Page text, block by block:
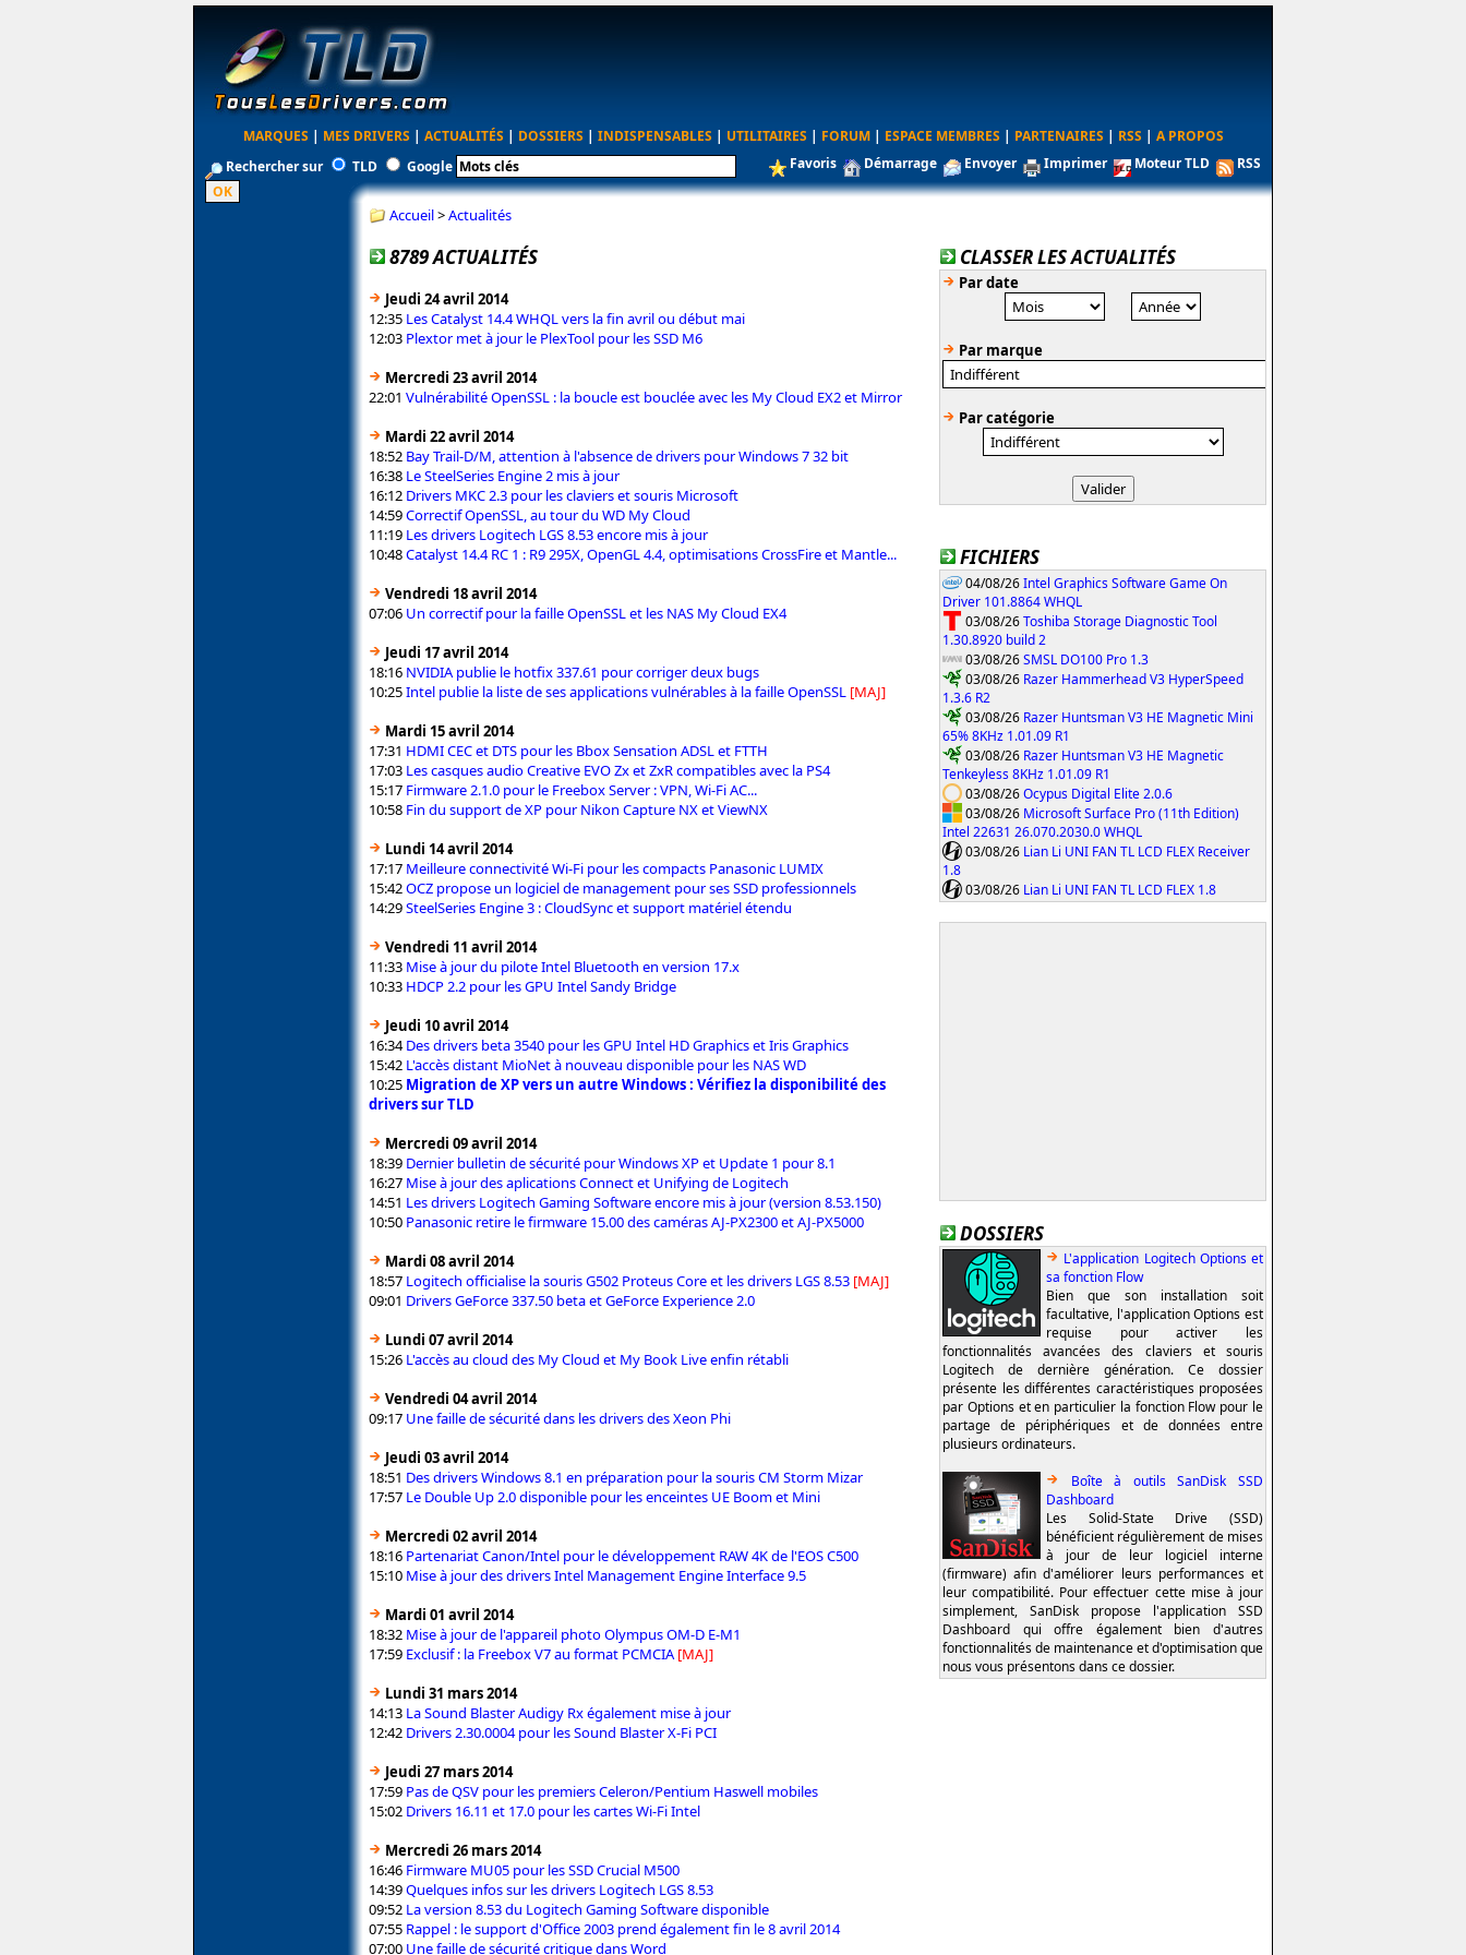
MARQUES | MES DRIVERS | ACTUALITÉS | DOSSIERS | INDISPENSABLES | UTILITAIRES | FORUM | ESPACE MEMBRES | PARTENAIRES | RSS | A PROPOS
Rechercher sur
TLD Google Favoris Démarrage Envoyer Imprimer Moteur TLD RSS
Accueil>Actualités
8789 ACTUALITÉS
Jeudi 24 avril 2014
12:35 Les Catalyst 14.4 WHQL vers la fin avril ou début mai
12:03 Plextor met à jour le PlexTool pour les SSD M6
Mercredi 23 avril 2014
22:01 Vulnérabilité OpenSSL : la boucle est bouclée avec les My Cloud EX2 et Mirror
Mardi 22 avril 2014
18:52 Bay Trail-D/M, attention à l'absence de drivers pour Windows 7 32 bit
16:38 Le SteelSeries Engine 2 mis à jour
16:12 Drivers MKC 2.3 pour les claviers et souris Microsoft
14:59Correctif OpenSSL, au tour du WD My Cloud
11:19 Les drivers Logitech LGS 8.53 encore mis à jour
10:48Catalyst 14.4 RC 1 : R9 295X, OpenGL 4.4, optimisations CrossFire et Mantle...
Vendredi 18 avril 2014
07:06 Un correctif pour la faille OpenSSL et les NAS My Cloud EX4
Jeudi 17 avril 2014
18:16 NVIDIA publie le hotfix 337.61 pour corriger deux bugs
10:25Intel publie la liste de ses applications vulnérables à la faille OpenSSL [MAJ]
Mardi 15 avril 2014
17:31 HDMI CEC et DTS pour les Bbox Sensation ADSL et FTTH
17:03 Les casques audio Creative EVO Zx et ZxR compatibles avec la PS4
15:17 Firmware 2.1.0 pour le Freebox Server : VPN, Wi-Fi AC...
10:58 Fin du support de XP pour Nikon Capture NX et ViewNX
Lundi 14 avril 2014
17:17 Meilleure connectivité Wi-Fi pour les compacts Panasonic LUMIX
15:42OCZ propose un logiciel de management pour ses SSD professionnels
14:29SteelSeries Engine 3 : CloudSync et support matériel étendu
Vendredi 11 avril 2014
11:33 Mise à jour du pilote Intel Bluetooth en version 17.x
10:33 HDCP 2.2 pour les GPU Intel Sandy Bridge
Jeudi 10 avril 2014
16:34Des drivers beta 3540 pour les GPU Intel HD Graphics et Iris Graphics
15:42 L'accès distant MioNet à nouveau disponible pour les NAS WD
10:25 Migration de XP vers un autre Windows : Vérifiez la disponibilité des
drivers sur TLD
Mercredi 09 avril 2014
18:39 Dernier bulletin de sécurité pour Windows XP et Update 1 pour 8.1
16:27 Mise à jour des aplications Connect et Unifying de Logitech
14:51 Les drivers Logitech Gaming Software encore mis à jour (version 8.53.150)
10:50 Panasonic retire le firmware 15.00 des caméras AJ-PX2300 et AJ-PX5000
Mardi 08 avril 2014
18:57 Logitech officialise la souris G502 Proteus Core et les drivers LGS 8.53 [MAJ]
09:01 Drivers GeForce 337.50 beta et GeForce Experience 2.0
Lundi 07 avril 2014
15:26 L'accès au cloud des My Cloud et My Book Live enfin rétabli
Vendredi 04 avril 2014
09:17 Une faille de sécurité dans les drivers des Xeon Phi
Jeudi 03 avril 2014
18:51 Des drivers Windows 8.1 en préparation pour la souris CM Storm Mizar
17:57 Le Double Up 2.0 disponible pour les enceintes UE Boom et Mini
Mercredi 02 avril 2014
18:16 Partenariat Canon/Intel pour le développement RAW 4K de l'EOS C500
15:10 Mise à jour des drivers Intel Management Engine Interface 9.5
Mardi 01 avril 2014
18:32 Mise à jour de l'appareil photo Olympus OM-D E-M1
17:59 Exclusif : la Freebox V7 au format PCMCIA [MAJ]
Lundi 31 mars 2014
14:13 La Sound Blaster Audigy Rx également mise à jour
12:42 Drivers 2.30.0004 pour les Sound Blaster X-Fi PCI
Jeudi 27 mars 2014
17:59 Pas de QSV pour les premiers Celeron/Pentium Haswell mobiles
15:02 Drivers 16.11 et 17.0 pour les cartes Wi-Fi Intel
Mercredi 26 mars 2014
16:46 Firmware MU05 pour les SSD Crucial M500
14:39Quelques infos sur les drivers Logitech LGS 8.53
09:52 La version 8.53 du Logitech Gaming Software disponible
07:55 Rappel : le support d'Office 2003 prend également fin le 8 avril 2014
07:00 Une faille de sécurité critique dans Word
CLASSER LES ACTUALITÉS
Par date
Par marque
Par catégorie
FICHIERS
04/08/26Intel Graphics Software Game On
Driver 101.8864 WHQL
03/08/26Toshiba Storage Diagnostic Tool
1.30.8920 build 2
03/08/26SMSL DO100 Pro 1.3
03/08/26 Razer Hammerhead V3 HyperSpeed
1.3.6 R2
03/08/26 Razer Huntsman V3 HE Magnetic Mini
65% 8KHz 1.01.09 R1
03/08/26 Razer Huntsman V3 HE Magnetic
Tenkeyless 8KHz 1.01.09 R1
03/08/26Ocypus Digital Elite 2.0.6
03/08/26 Microsoft Surface Pro (11th Edition)
Intel 22631 26.070.2030.0 WHQL
03/08/26 Lian Li UNI FAN TL LCD FLEX Receiver
1.8
03/08/26 Lian Li UNI FAN TL LCD FLEX 1.8
DOSSIERS
L'application Logitech Options et
sa fonction Flow
Bien que son installation soit
facultative, l'application Options est
requise pour activer les
fonctionnalités avancées des claviers et souris
Logitech de dernière génération. Ce dossier
présente les différentes caractéristiques proposées
par Options et en particulier la fonction Flow pour le
partage de périphériques et de données entre
plusieurs ordinateurs.
Boîte à outils SanDisk SSD
Dashboard
Les Solid-State Drive (SSD)
bénéficient régulièrement de mises
à jour de leur logiciel interne
(firmware) afin d'améliorer leurs performances et
leur compatibilité. Pour effectuer cette mise à jour
simplement, SanDisk propose l'application SSD
Dashboard qui offre également bien d'autres
fonctionnalités de maintenance et d'optimisation que
nous vous présentons dans ce dossier.